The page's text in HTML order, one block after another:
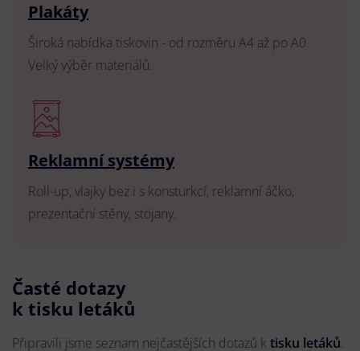
Plakáty
Široká nabídka tiskovin - od rozměru A4 až po A0.
Velký výběr materiálů.
Reklamní systémy
Roll-up, vlajky bez i s konsturkcí, reklamní áčko,
prezentační stěny, stojany.
Časté dotazy
k tisku letáků
Připravili jsme seznam nejčastějších dotazů k tisku letáků.